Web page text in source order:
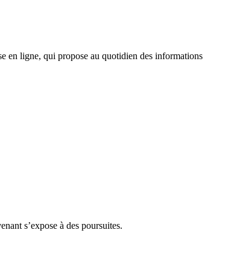
en ligne, qui propose au quotidien des informations
s’expose à des poursuites.